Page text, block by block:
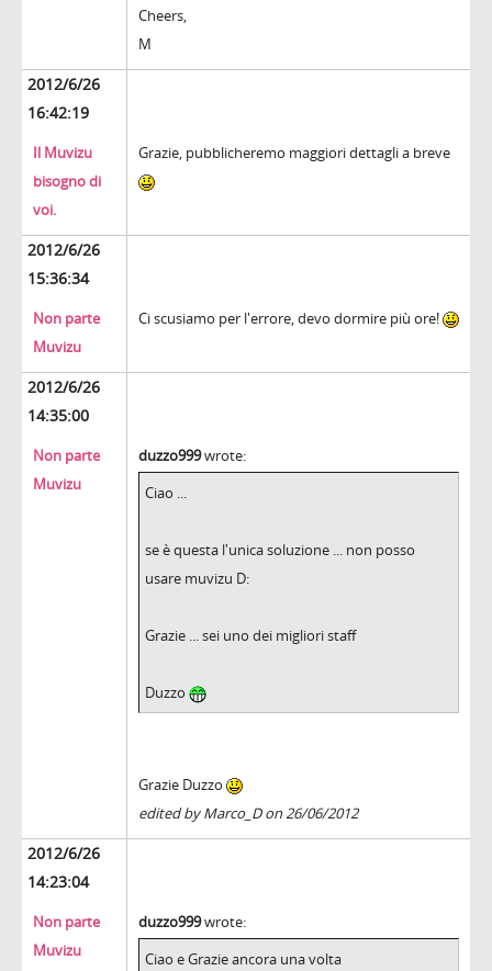
Cheers,
M
2012/6/26
16:42:19
Il Muvizu
bisogno di
voi.
Grazie, pubblicheremo maggiori dettagli a breve
2012/6/26
15:36:34
Non parte
Muvizu
Ci scusiamo per l'errore, devo dormire più ore!
2012/6/26
14:35:00
Non parte
Muvizu
duzzo999wrote:
Ciao ...
se è questa l'unica soluzione ... non posso
usare muvizu D:
Grazie ... sei uno dei migliori staff
Duzzo
Grazie Duzzo
edited by Marco_D on 26/06/2012
2012/6/26
14:23:04
Non parte
Muvizu
duzzo999wrote:
Ciao e Grazie ancora una volta